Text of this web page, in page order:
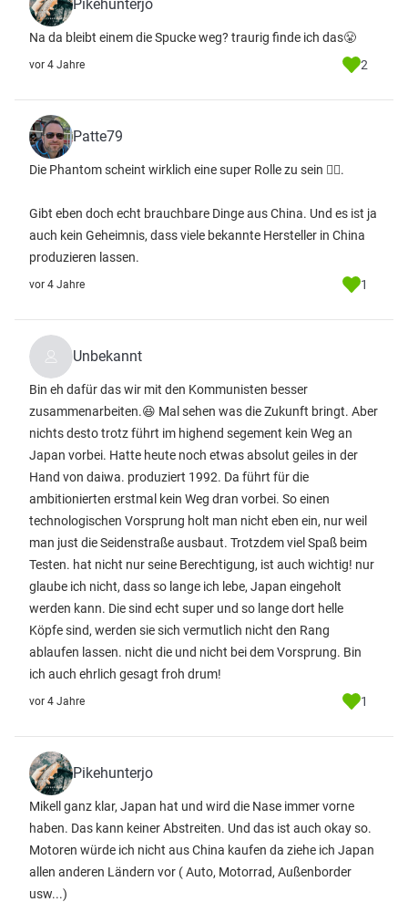
Pikehunterjo
Na da bleibt einem die Spucke weg? traurig finde ich das😤
vor 4 Jahre 2
Patte79
Die Phantom scheint wirklich eine super Rolle zu sein 👍🏻.
Gibt eben doch echt brauchbare Dinge aus China. Und es ist ja
auch kein Geheimnis, dass viele bekannte Hersteller in China
produzieren lassen.
vor 4 Jahre 1
Unbekannt
Bin eh dafür das wir mit den Kommunisten besser
zusammenarbeiten.😆 Mal sehen was die Zukunft bringt. Aber
nichts desto trotz führt im highend segement kein Weg an
Japan vorbei. Hatte heute noch etwas absolut geiles in der
Hand von daiwa. produziert 1992. Da führt für die
ambitionierten erstmal kein Weg dran vorbei. So einen
technologischen Vorsprung holt man nicht eben ein, nur weil
man just die Seidenstraße ausbaut. Trotzdem viel Spaß beim
Testen. hat nicht nur seine Berechtigung, ist auch wichtig! nur
glaube ich nicht, dass so lange ich lebe, Japan eingeholt
werden kann. Die sind echt super und so lange dort helle
Köpfe sind, werden sie sich vermutlich nicht den Rang
ablaufen lassen. nicht die und nicht bei dem Vorsprung. Bin
ich auch ehrlich gesagt froh drum!
vor 4 Jahre 1
Pikehunterjo
Mikell ganz klar, Japan hat und wird die Nase immer vorne
haben. Das kann keiner Abstreiten. Und das ist auch okay so.
Motoren würde ich nicht aus China kaufen da ziehe ich Japan
allen anderen Ländern vor ( Auto, Motorrad, Außenborder
usw...)